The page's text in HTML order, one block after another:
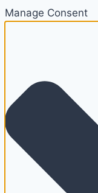
Manage Consent